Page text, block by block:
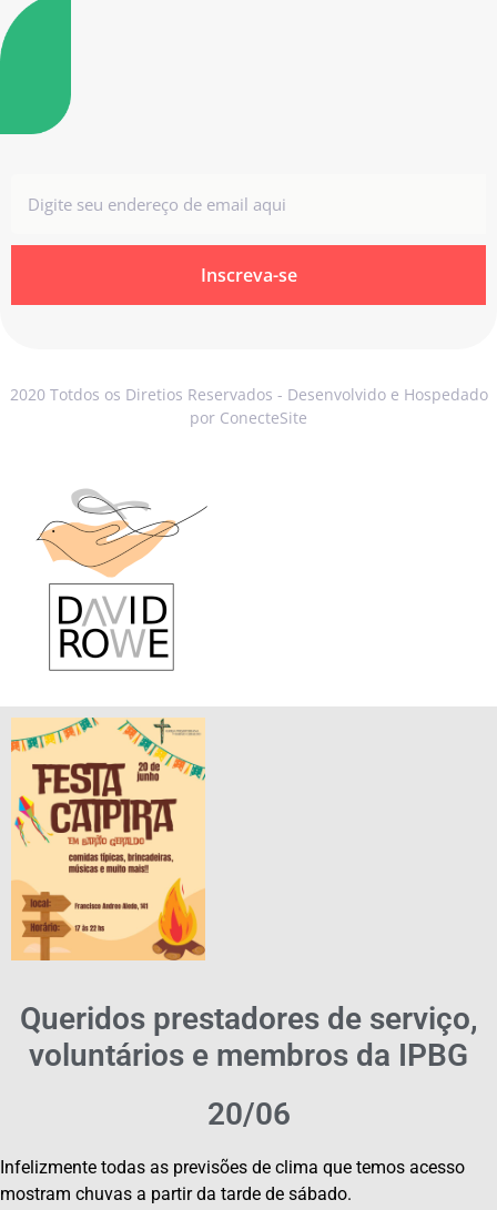
Inscreva-se
2020 Totdos os Diretios Reservados - Desenvolvido e Hospedado
por ConecteSite
Queridos prestadores de serviço,
voluntários e membros da IPBG
20/06
Infelizmente todas as previsões de clima que temos acesso
mostram chuvas a partir da tarde de sábado.